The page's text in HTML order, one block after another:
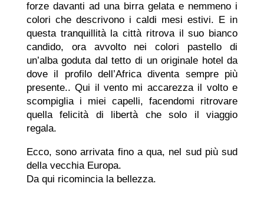
forze davanti ad una birra gelata e nemmeno i
colori che descrivono i caldi mesi estivi. E in
questa tranquillità la città ritrova il suo bianco
candido, ora avvolto nei colori pastello di
un’alba goduta dal tetto di un originale hotel da
dove il profilo dell’Africa diventa sempre più
presente.. Qui il vento mi accarezza il volto e
scompiglia i miei capelli, facendomi ritrovare
quella felicità di libertà che solo il viaggio
regala.
Ecco, sono arrivata fino a qua, nel sud più sud
della vecchia Europa.
Da qui ricomincia la bellezza.